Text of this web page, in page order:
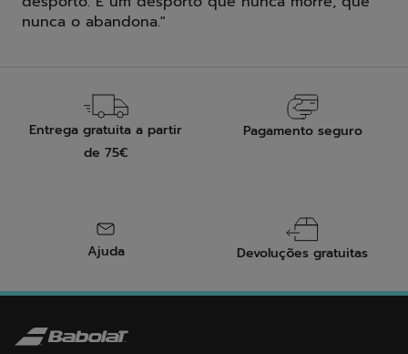
nunca o abandona."
Entrega gratuita a partir
de 75€
Pagamento seguro
Ajuda Devoluções gratuitas